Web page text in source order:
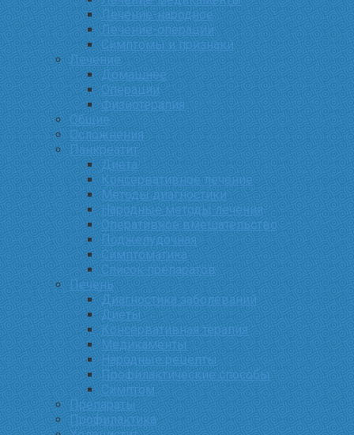
Лечение-народное
Лечение-операции
Симптомы и признаки
Лечение
Домашнее
Операции
Физиотерапия
Общие
Осложнения
Панкреатит
Диета
Консервативное лечение
Методы диагностики
Народные методы лечения
Оперативное вмешательство
Поджелудочная
Симптоматика
Список препаратов
Печень
Диагностика заболеваний
Диеты
Консервативная терапия
Медикаменты
Народные рецепты
Профилактические способы
Симптом
Препараты
Профилактика